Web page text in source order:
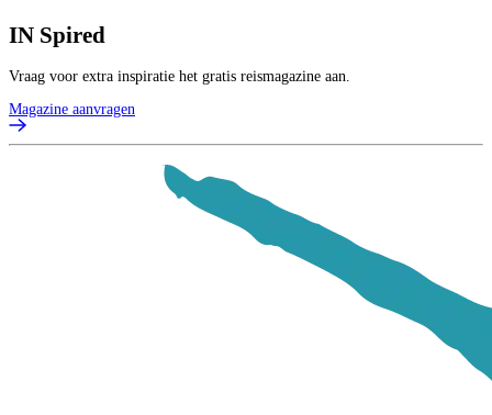
IN Spired
Vraag voor extra inspiratie het gratis reismagazine aan.
Magazine aanvragen